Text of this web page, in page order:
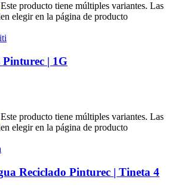
Este producto tiene múltiples variantes. Las
elegir en la página de producto
| 1G
Este producto tiene múltiples variantes. Las
elegir en la página de producto
Reciclado Pinturec | Tineta 4